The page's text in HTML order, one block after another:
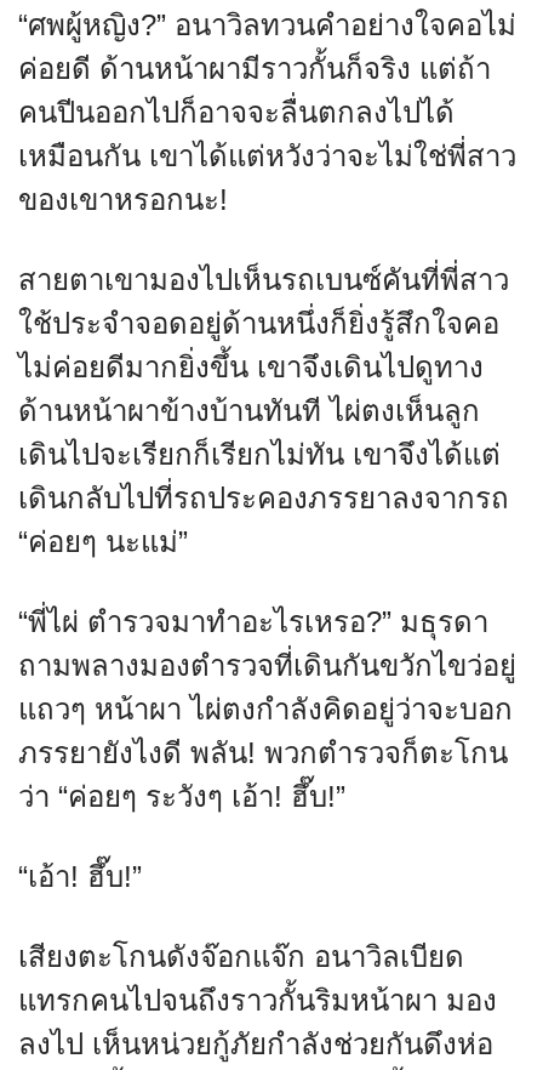
“ศพผู้หญิง?” อนาวิลทวนคำอย่างใจคอไม่
ค่อยดี ด้านหน้าผามีราวกั้นก็จริง แต่ถ้า
คนปีนออกไปก็อาจจะลื่นตกลงไปได้
เหมือนกัน เขาได้แต่หวังว่าจะไม่ใช่พี่สาว
ของเขาหรอกนะ!
สายตาเขามองไปเห็นรถเบนซ์คันที่พี่สาว
ใช้ประจำจอดอยู่ด้านหนึ่งก็ยิ่งรู้สึกใจคอ
ไม่ค่อยดีมากยิ่งขึ้น เขาจึงเดินไปดูทาง
ด้านหน้าผาข้างบ้านทันที ไผ่ตงเห็นลูก
เดินไปจะเรียกก็เรียกไม่ทัน เขาจึงได้แต่
เดินกลับไปที่รถประคองภรรยาลงจากรถ
“ค่อยๆ นะแม่”
“พี่ไผ่ ตำรวจมาทำอะไรเหรอ?” มธุรดา
ถามพลางมองตำรวจที่เดินกันขวักไขว่อยู่
แถวๆ หน้าผา ไผ่ตงกำลังคิดอยู่ว่าจะบอก
ภรรยายังไงดี พลัน! พวกตำรวจก็ตะโกน
ว่า “ค่อยๆ ระวังๆ เอ้า! ฮึ๊บ!”
“เอ้า! ฮึ๊บ!”
เสียงตะโกนดังจ๊อกแจ๊ก อนาวิลเบียด
แทรกคนไปจนถึงราวกั้นริมหน้าผา มอง
ลงไป เห็นหน่วยกู้ภัยกำลังช่วยกันดึงห่อ